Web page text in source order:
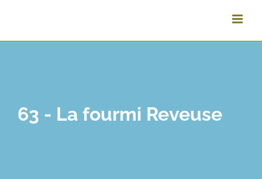
contenu
63 - La fourmi Reveuse